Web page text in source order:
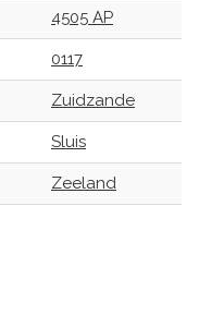
4505 AP
0117
Zuidzande
Sluis
Zeeland